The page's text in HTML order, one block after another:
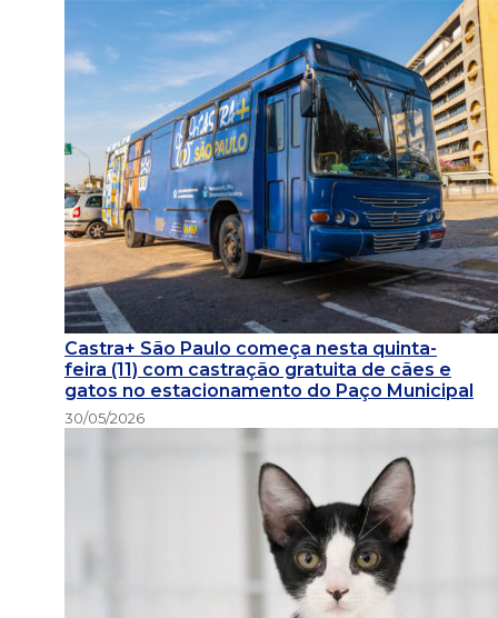
Castra+ São Paulo começa nesta quinta-
feira (11) com castração gratuita de cães e
gatos no estacionamento do Paço Municipal
30/05/2026